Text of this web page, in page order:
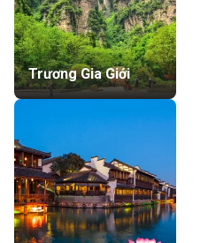
Trương Gia Giới